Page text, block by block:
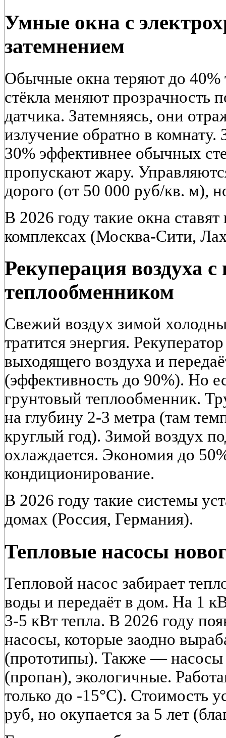
Умные окна с
затемнением
Обычные окна теряют до 40%
стёкла меняют прозрачность
датчика. Затемняясь, они
излучение обратно в
30% эффективнее обычных
пропускают жару.
дорого (от 50 000 руб/кв. м),
В 2026 году такие окна
комплексах (Москва-Сити,
Рекуперация воздуха
теплообменником
Свежий воздух зимой
тратится энергия.
выходящего воздуха и
(эффективность до 90%). Но
грунтовый теплообменник.
на глубину 2-3 метра (там
круглый год). Зимой воздух
охлаждается. Экономия до
кондиционирование.
В 2026 году такие системы
домах (Россия, Германия).
Тепловые насосы
Тепловой насос забирает
воды и передаёт в дом. На 1
3-5 кВт тепла. В 2026 году
насосы, которые заодно
(прототипы). Также — насосы
(пропан), экологичные.
только до -15°C). Стоимость
руб, но окупается за 5 лет